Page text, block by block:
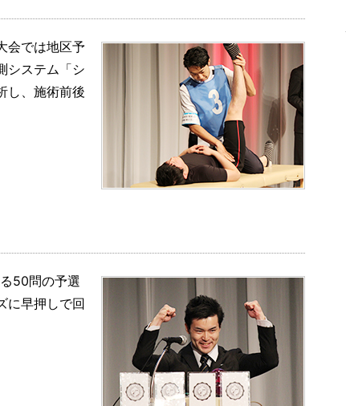
会では地区予
システム「シ
し、施術前後
50問の予選
に早押しで回